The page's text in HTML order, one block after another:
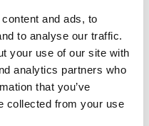
and ads, to
to analyse our traffic.
your use of our site with
analytics partners who
that you’ve
collected from your use